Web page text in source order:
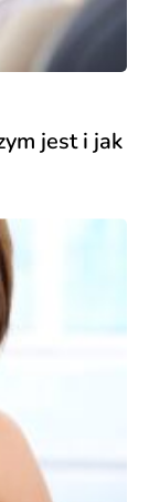
jest i jak